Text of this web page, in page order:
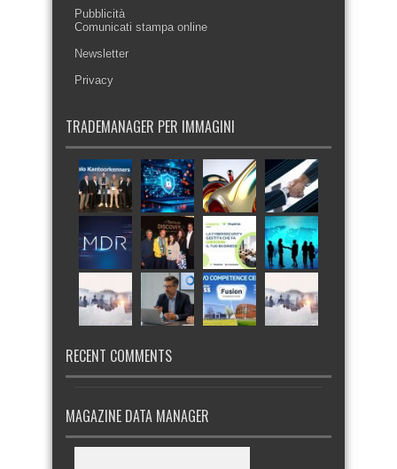
Pubblicità
Comunicati stampa online
Newsletter
Privacy
TRADEMANAGER PER IMMAGINI
RECENT COMMENTS
MAGAZINE DATA MANAGER